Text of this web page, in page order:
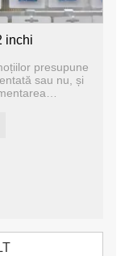
inchi
presupune
sau nu, și
de către
pentru a atinge